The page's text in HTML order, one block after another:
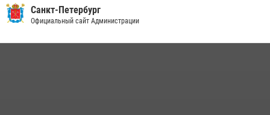
В Красногвардейском районе росгвардейцы задержали хулигана,
угрожавшего мужчине пневматическим пистолетом
Санкт-Петербург
Официальный сайт Администрации